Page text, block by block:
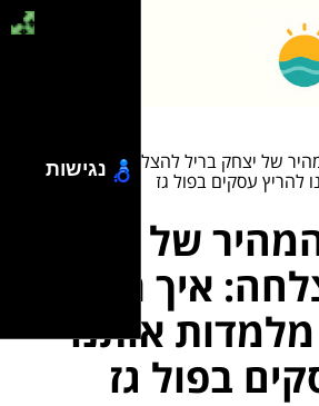
של יצחק בריל להצלחה: איך ריצות
להריץ עסקים בפול גז
של יצחק
איך ריצות
אותנו
בפול גז
נגישות